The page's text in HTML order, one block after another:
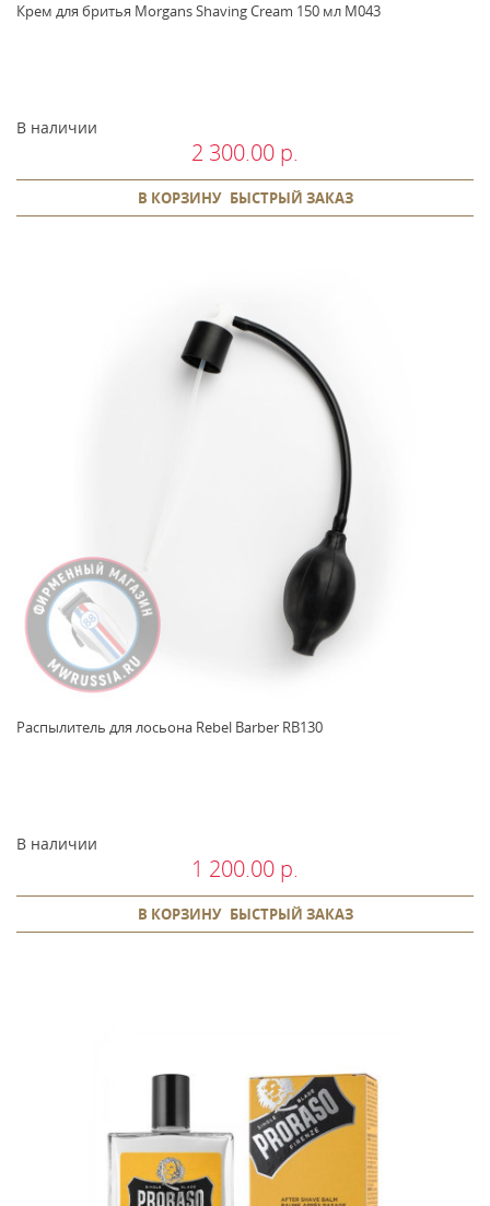
Крем для бритья Morgans Shaving Cream 150 мл M043
В наличии
2 300.00 р.
В КОРЗИНУ БЫСТРЫЙ ЗАКАЗ
Распылитель для лосьона Rebel Barber RB130
В наличии
1 200.00 р.
В КОРЗИНУ БЫСТРЫЙ ЗАКАЗ